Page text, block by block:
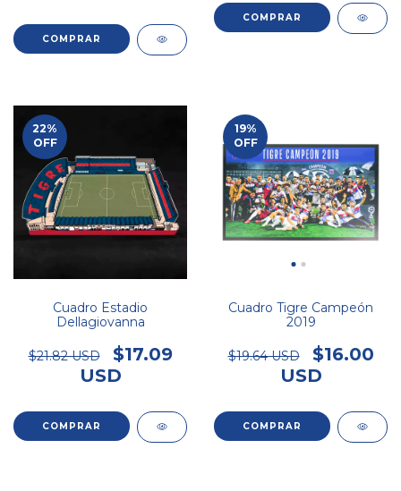
22%
OFF
Cuadro Estadio
Dellagiovanna
$21.82 USD
$17.09
USD
19%
OFF
Cuadro Tigre Campeón
2019
$19.64 USD
$16.00
USD